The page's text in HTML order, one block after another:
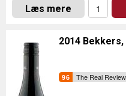
Læs mere
2014
The Real Review